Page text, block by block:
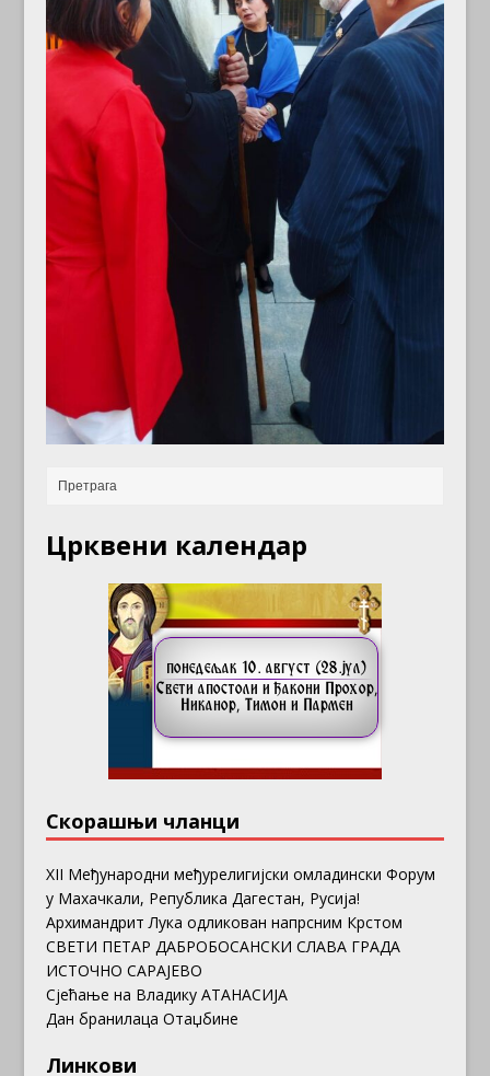
Црквени календар
Скорашњи чланци
ХII Међународни међурелигијски омладински Форум
у Махачкали, Република Дагестан, Русија!
Архимандрит Лука одликован напрсним Крстом
СВЕТИ ПЕТАР ДАБРОБОСАНСКИ СЛАВА ГРАДА
ИСТОЧНО САРАЈЕВО
Сјећање на Владику АТАНАСИЈА
Дан бранилаца Отаџбине
Линкови